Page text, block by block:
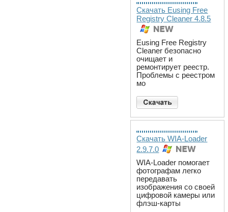
Скачать Eusing Free
Registry Cleaner 4.8.5
Eusing Free Registry
Cleaner безопасно
очищает и
ремонтирует реестр.
Проблемы с реестром
мо
Скачать WIA-Loader
2.9.7.0
WIA-Loader помогает
фотографам легко
передавать
изображения со своей
цифровой камеры или
флэш-карты